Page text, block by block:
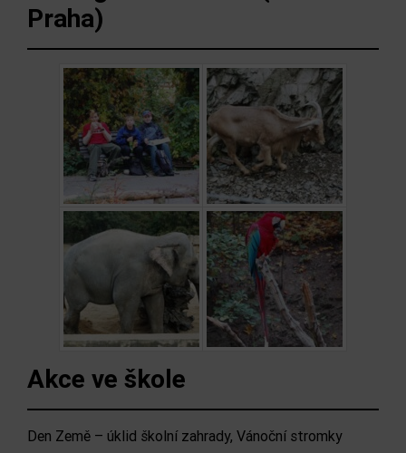
Praha)
Akce ve škole
Den Země – úklid školní zahrady, Vánoční stromky